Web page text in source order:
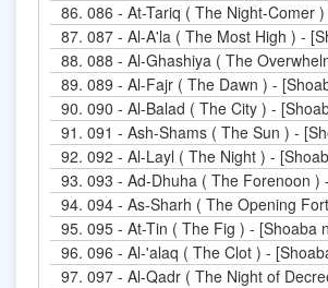
86.
87.
88.
89.
90.
91.
92.
93.
94.
95.
96.
97.